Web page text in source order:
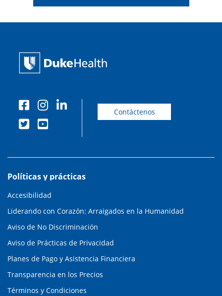
Contáctenos
Políticas y prácticas
Accesibilidad
Liderando con Corazón: Arraigados en la Humanidad
Aviso de No Discriminación
Aviso de Prácticas de Privacidad
Planes de Pago y Asistencia Financiera
Transparencia en los Precios
Términos y Condiciones